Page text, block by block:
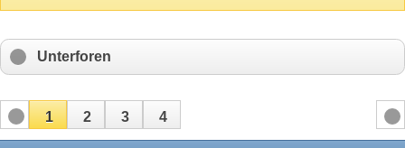
Unterforen
1 2 3 4